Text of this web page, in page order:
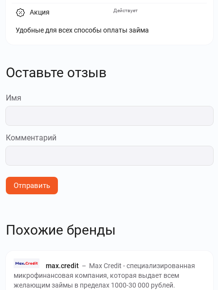
Акция
Удобные для всех способы оплаты займа
Действует
Оставьте отзыв
Имя
Комментарий
Отправить
Похожие бренды
max.credit– Max Credit - специализированная
микрофинансовая компания, которая выдает всем
желающим займы в пределах 1000-30 000 рублей.